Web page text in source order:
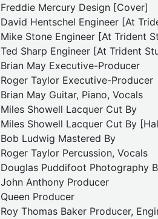
Freddie Mercury Design [Cover]
David Hentschel Engineer [At
Mike Stone Engineer [At Trident
Ted Sharp Engineer [At Trident
Brian May Executive-Producer
Roger Taylor Executive-Producer
Brian May Guitar, Piano, Vocals
Miles Showell Lacquer Cut By
Miles Showell Lacquer Cut By
Bob Ludwig Mastered By
Roger Taylor Percussion, Vocals
Douglas Puddifoot Photography
John Anthony Producer
Queen Producer
Roy Thomas Baker Producer,